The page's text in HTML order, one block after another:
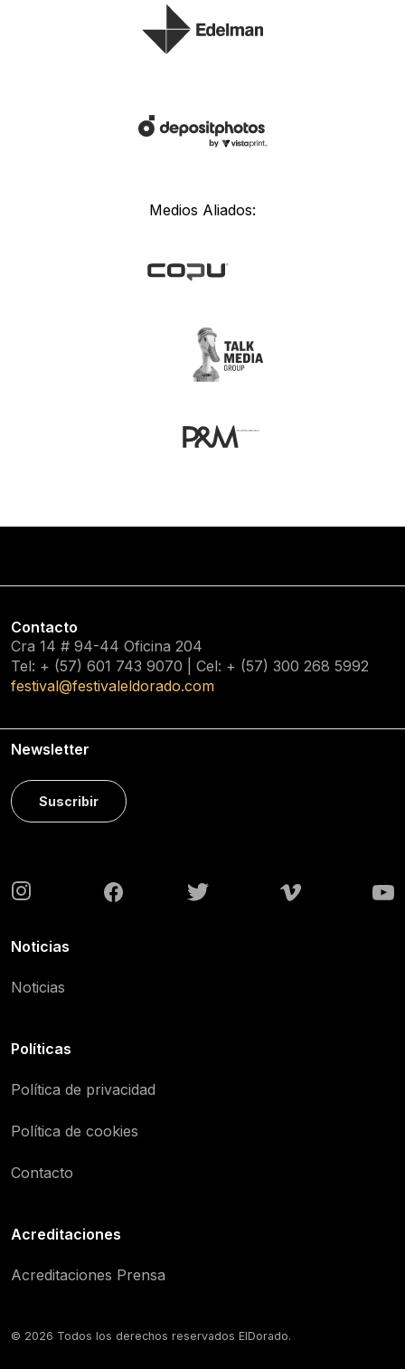
Medios Aliados:
Contacto
Cra 14 # 94-44 Oficina 204
Tel: + (57) 601 743 9070 | Cel: + (57) 300 268 5992
festival@festivaleldorado.com
Newsletter
Suscribir
Noticias
Noticias
Políticas
Política de privacidad
Política de cookies
Contacto
Acreditaciones
Acreditaciones Prensa
© 2026 Todos los derechos reservados ElDorado.